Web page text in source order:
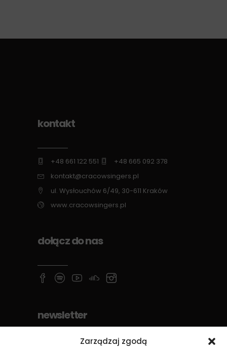
Zarządzaj zgodą
kontakt
+48 661 122 551
+48 665 092 378
kontakt@cracowsingers.pl
ul. Wysłouchów 6/49, 30-611 Kraków
www.cracowsingers.pl
dołącz do nas
newsletter